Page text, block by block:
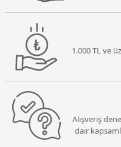
1.000 TL ve
Alışveriş
dair